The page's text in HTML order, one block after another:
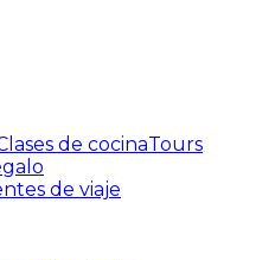
de cocinaTours
de viaje